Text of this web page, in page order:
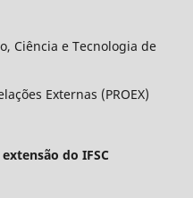
Ciência e Tecnologia de
Externas (PROEX)
do IFSC